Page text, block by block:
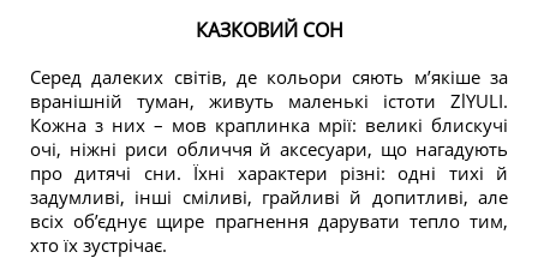
КАЗКОВИЙ СОН
Серед далеких світів, де кольори сяють м’якіше за
вранішній туман, живуть маленькі істоти ZlYULI.
Кожна з них – мов краплинка мрії: великі блискучі
очі, ніжні риси обличчя й аксесуари, що нагадують
про дитячі сни. Їхні характери різні: одні тихі й
задумливі, інші сміливі, грайливі й допитливі, але
всіх об’єднує щире прагнення дарувати тепло тим,
хто їх зустрічає.